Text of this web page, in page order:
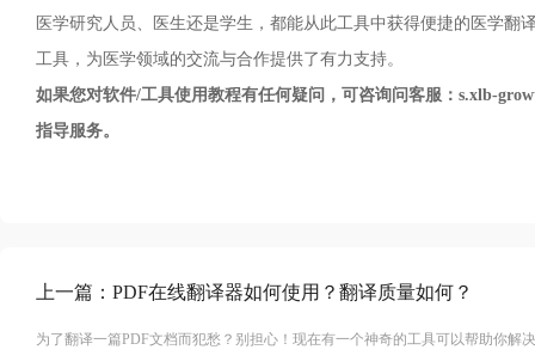
医学研究人员、医生还是学生，都能从此工具中获得便捷的医学
工具，为医学领域的交流与合作提供了有力支持。
如果您对软件/工具使用教程有任何疑问，可咨询问客服：s.xlb-
指导服务。
上一篇： PDF在线翻译器如何使用？翻译质量如何？
为了翻译一篇PDF文档而犯愁？别担心！现在有一个神奇的工具可以帮助你解